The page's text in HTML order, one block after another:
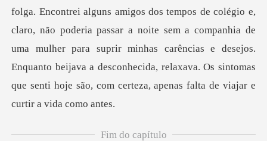
não poderia passar a noite sem a companhia de
uma mulher para suprir minhas carências e desejos.
Enquanto beijava a d
Fim do capítulo